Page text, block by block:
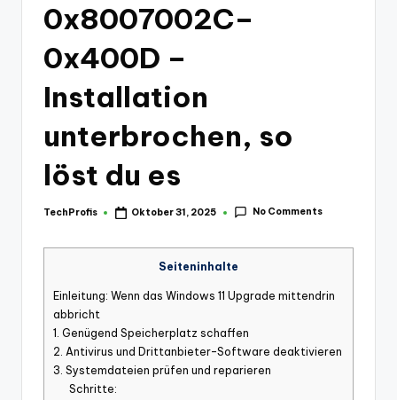
0x8007002C–
0x400D –
Installation
unterbrochen, so
löst du es
Posted
TechProfis Oktober 31, 2025 No Comments
Seiteninhalte
Einleitung: Wenn das Windows 11 Upgrade mittendrin
abbricht
1. Genügend Speicherplatz schaffen
2. Antivirus und Drittanbieter-Software deaktivieren
3. Systemdateien prüfen und reparieren
Schritte: